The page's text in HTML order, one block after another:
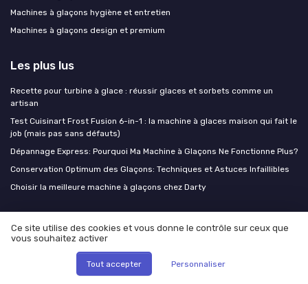
Machines à glaçons hygiène et entretien
Machines à glaçons design et premium
Les plus lus
Recette pour turbine à glace : réussir glaces et sorbets comme un
artisan
Test Cuisinart Frost Fusion 6-in-1 : la machine à glaces maison qui fait le
job (mais pas sans défauts)
Dépannage Express: Pourquoi Ma Machine à Glaçons Ne Fonctionne Plus?
Conservation Optimum des Glaçons: Techniques et Astuces Infaillibles
Choisir la meilleure machine à glaçons chez Darty
Les derniers articles
Sirops maison pour cocktails : trois recettes de base qui remplacent une
Ce site utilise des cookies et vous donne le contrôle sur ceux que
vous souhaitez activer
Tout accepter Personnaliser